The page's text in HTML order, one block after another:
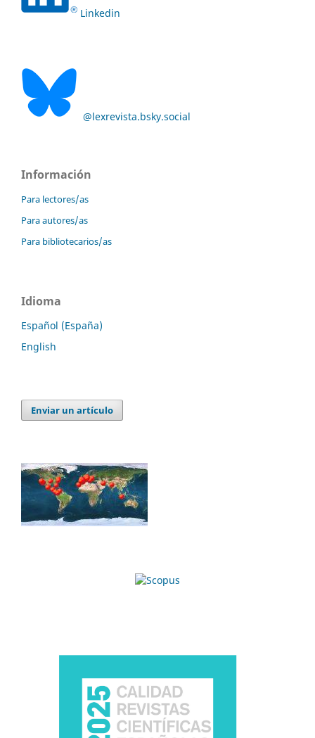
Linkedin
@lexrevista.bsky.social
Información
Para lectores/as
Para autores/as
Para bibliotecarios/as
Idioma
Español (España)
English
Enviar un artículo